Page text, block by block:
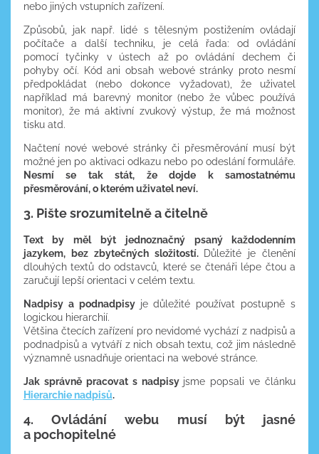
nebo jiných vstupních zařízení.
Způsobů, jak např. lidé s tělesným postižením ovládají
počítače a další techniku, je celá řada: od ovládání
pomocí tyčinky v ústech až po ovládání dechem či
pohyby očí. Kód ani obsah webové stránky proto nesmí
předpokládat (nebo dokonce vyžadovat), že uživatel
například má barevný monitor (nebo že vůbec používá
monitor), že má aktivní zvukový výstup, že má možnost
tisku atd.
Načtení nové webové stránky či přesměrování musí být
možné jen po aktivaci odkazu nebo po odeslání formuláře.
Nesmí se tak stát, že dojde k samostatnému
přesměrování, o kterém uživatel neví.
3. Pište srozumitelně a čitelně
Text by měl být jednoznačný psaný každodenním
jazykem, bez zbytečných složitostí. Důležité je členění
dlouhých textů do odstavců, které se čtenáři lépe čtou a
zaručují lepší orientaci v celém textu.
Nadpisy a podnadpisy je důležité používat postupně s
logickou hierarchií.
Většina čtecích zařízení pro nevidomé vychází z nadpisů a
podnadpisů a vytváří z nich obsah textu, což jim následně
významně usnadňuje orientaci na webové stránce.
Jak správně pracovat s nadpisy jsme popsali ve článku
Hierarchie nadpisů.
4. Ovládání webu musí být jasné
a pochopitelné